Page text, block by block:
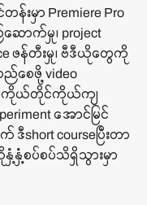
န်းမှာ Premiere Pro
ောက်မှု၊ project
ဖန်တီးမှု၊ ဗီဒီယိုတွေကို
ည်စေဖို့ video
ယ်။ ကိုယ်တိုင်ကိုယ်ကျ
အောင်မြင်
short courseပြီးတာ
နှံ့နှံ့စပ်စပ်သိရှိသွားမှာ